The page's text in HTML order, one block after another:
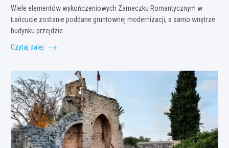
Wiele elementów wykończeniowych Zameczku Romantycznym w
Łańcucie zostanie poddane gruntownej modernizacji, a samo wnętrze
budynku przejdzie…
Czytaj dalej